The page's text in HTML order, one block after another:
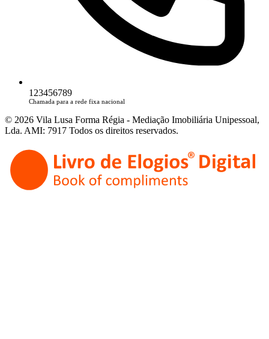
123456789
Chamada para a rede fixa nacional
© 2026 Vila Lusa Forma Régia - Mediação Imobiliária Unipessoal,
Lda. AMI: 7917 Todos os direitos reservados.